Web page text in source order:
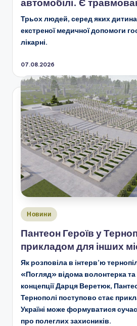
автомобілі. Є
Трьох людей, серед яких
екстреної медичної допомоги
лікарні.
07.08.2026
Опубліковано
Новини
Пантеон Героїв у
прикладом для інших
Як розповіла в інтерв’ю
«Погляд» відома волонтерка та
концепції Дарця Веретюк,
Тернополі поступово стає
Україні може формуватися
про полеглих захисників.